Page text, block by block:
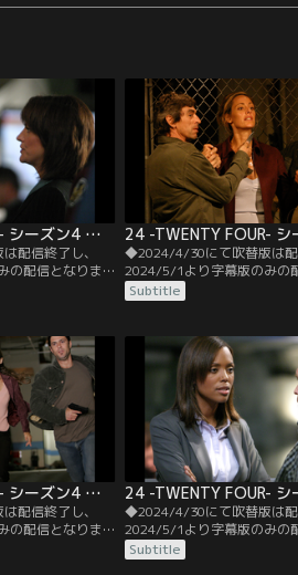
24 -TWENTY FOUR- シーズン4 第02話／字幕
配信終了し、
の配信となりま
◆字幕／第02話
ラー長官と娘の
リスコルに、長
と掛合うが拒否
◆2024/4/30にて吹替版は配
2024/5/1より字幕版のみの
す。予めご了承ください。◆
9：00 A.M.-10：00 A.M.／ク
テロリストに誘拐されてし
は犯人を追跡するが、ドリス
犯人拘束を命令。
Subtitle
24 -TWENTY FOUR- シーズン4 第07話／字幕
配信終了し、
の配信となりま
◆字幕／第07話
ではメルトダ
◆2024/4/30にて吹替版は配
2024/5/1より字幕版のみの
す。予めご了承ください。◆
2：00 P.M.-3：00 P.M.／オー
Subtitle